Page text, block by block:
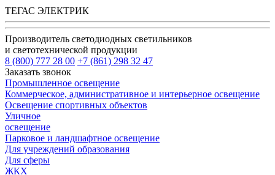
ТЕГАС ЭЛЕКТРИК
Производитель светодиодных светильников
и светотехнической продукции
8 (800) 777 28 00 +7 (861) 298 32 47
Заказать звонок
Промышленное освещение
Коммерческое, административное и интерьерное освещение
Освещение спортивных объектов
Уличное
освещение
Парковое и ландшафтное освещение
Для учреждений образования
Для сферы
ЖКХ